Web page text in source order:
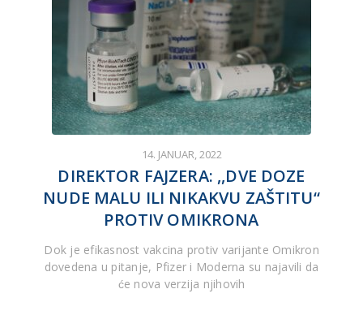
14. JANUAR, 2022
DIREKTOR FAJZERA: ,,DVE DOZE
NUDE MALU ILI NIKAKVU ZAŠTITU“
PROTIV OMIKRONA
Dok je efikasnost vakcina protiv varijante Omikron
dovedena u pitanje, Pfizer i Moderna su najavili da
će nova verzija njihovih